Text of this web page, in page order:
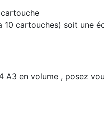
10 cartouches) soit une
A3 en volume , posez